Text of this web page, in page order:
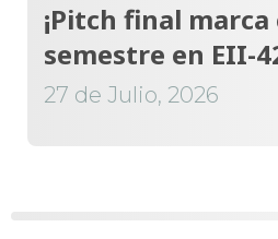
¡Pitch final
semestre en EII-
27 de Julio, 2026